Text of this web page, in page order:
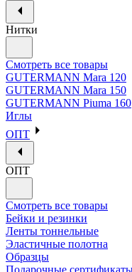
Нитки
Смотреть все товары
GUTERMANN Mara 120
GUTERMANN Mara 150
GUTERMANN Piuma 160
Иглы
ОПТ
ОПТ
Смотреть все товары
Бейки и резинки
Ленты тоннельные
Эластичные полотна
Образцы
Подарочные